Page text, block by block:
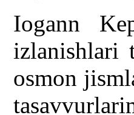
Iogann
izlanishlari
osmon